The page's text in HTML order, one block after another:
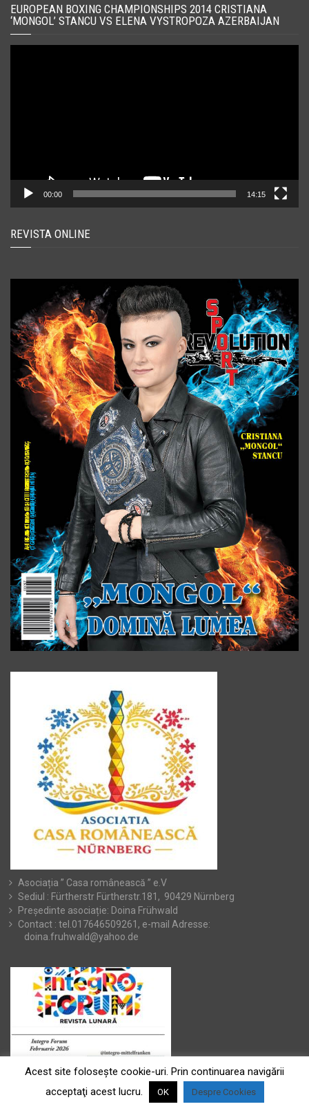
EUROPEAN BOXING CHAMPIONSHIPS 2014 CRISTIANA
‘MONGOL’ STANCU VS ELENA VYSTROPOZA AZERBAIJAN
00:00 14:15
REVISTA ONLINE
Asociația ” Casa românească ” e.V
Sediul : Fürtherstr Fürtherstr.181, 90429 Nürnberg
Președinte asociație: Doina Frühwald
Contact : tel.017646509261, e-mail Adresse:
doina.fruhwald@yahoo.de
Acest site foloseşte cookie-uri. Prin continuarea navigării
acceptaţi acest lucru.
OK Despre Cookies